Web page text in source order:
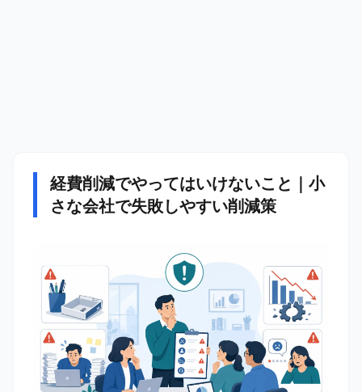
経費削減でやってはいけないこと｜小
さな会社で失敗しやすい削減策